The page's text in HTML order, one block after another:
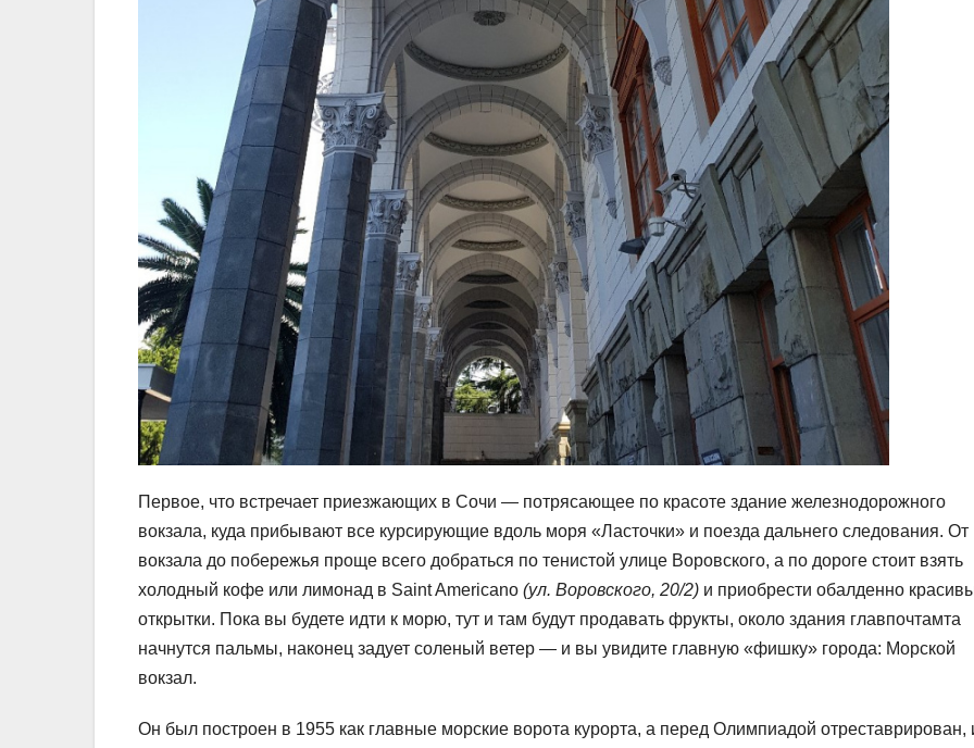
Первое, что встречает приезжающих в Сочи — потрясающее по красоте здание железнодорожного
вокзала, куда прибывают все курсирующие вдоль моря «Ласточки» и поезда дальнего следования. От
вокзала до побережья проще всего добраться по тенистой улице Воровского, а по дороге стоит взять
холодный кофе или лимонад в Saint Americano (ул. Воровского, 20/2) и приобрести обалденно
открытки. Пока вы будете идти к морю, тут и там будут продавать фрукты, около здания главпочтамта
начнутся пальмы, наконец задует соленый ветер — и вы увидите главную «фишку» города: Морской
вокзал.
Он был построен в 1955 как главные морские ворота курорта, а перед Олимпиадой отреставрирован,